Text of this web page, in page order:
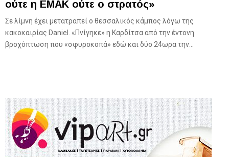
ούτε η ΕΜΑΚ ούτε ο στρατός»
Σε λίμνη έχει μετατραπεί ο θεσσαλικός κάμπος λόγω της
κακοκαιρίας Daniel. «Πνίγηκε» η Καρδίτσα από την έντονη
βροχόπτωση που «σφυροκοπά» εδώ και δύο 24ωρα την...